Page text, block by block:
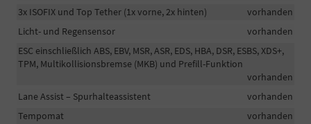
3x ISOFIX und Top Tether (1x vorne, 2x hinten)
vorhanden
Licht- und Regensensor
vorhanden
ESC einschließlich ABS, EBV, MSR, ASR, EDS, HBA, DSR, ESBS, XDS+,
TPM, Multikollisionsbremse (MKB) und Prefill-Funktion
vorhanden
Lane Assist – Spurhalteassistent
vorhanden
Tempomat
vorhanden